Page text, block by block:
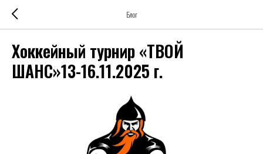
Блог
Хоккейный турнир «ТВОЙ
ШАНС»13-16.11.2025 г.